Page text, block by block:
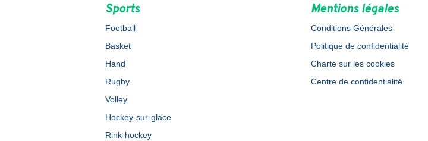
Sports
Football
Basket
Hand
Rugby
Volley
Hockey-sur-glace
Rink-hockey
Mentions légales
Conditions Générales
Politique de confidentialité
Charte sur les cookies
Centre de confidentialité